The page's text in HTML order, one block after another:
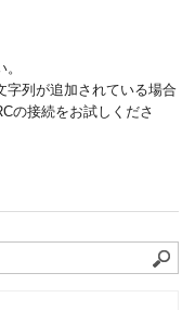
字列が追加されている場合
の接続をお試しくださ